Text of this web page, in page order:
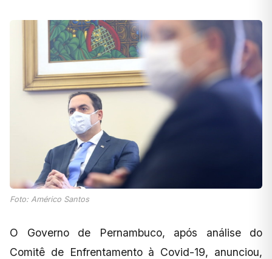
Foto: Américo Santos
O Governo de Pernambuco, após análise do
Comitê de Enfrentamento à Covid-19, anunciou,